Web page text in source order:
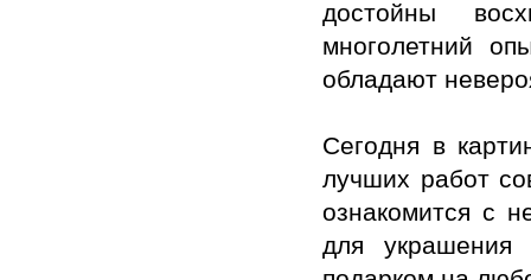
достойны
многолетний
обладают
Сегодня в
лучших работ
ознакомится с
для украшения